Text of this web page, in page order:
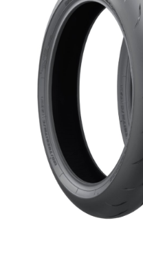
Brändid
Testid
Kontakt